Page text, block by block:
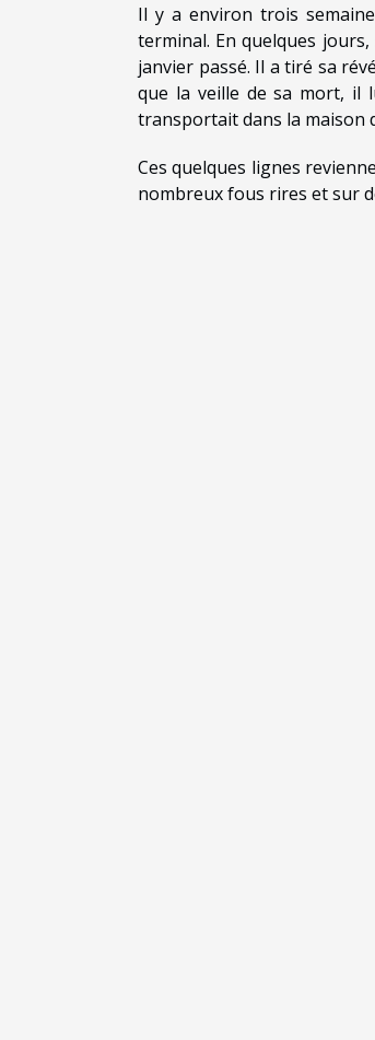
Il y a environ trois
terminal. En quelques
janvier passé. Il a tiré sa
que la veille de sa mort, il
transportait dans la maison
Ces quelques lignes
nombreux fous rires et sur